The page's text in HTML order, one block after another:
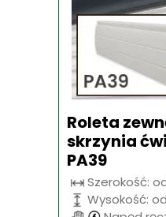
Roleta
skrzynia
PA39
Szerokość:
Wysokość: